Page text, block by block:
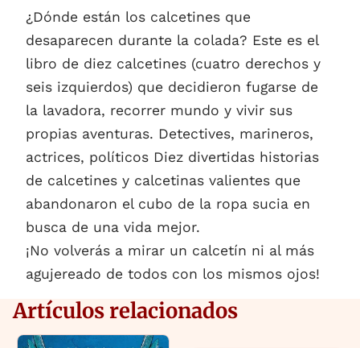
¿Dónde están los calcetines que
desaparecen durante la colada? Este es el
libro de diez calcetines (cuatro derechos y
seis izquierdos) que decidieron fugarse de
la lavadora, recorrer mundo y vivir sus
propias aventuras. Detectives, marineros,
actrices, políticos Diez divertidas historias
de calcetines y calcetinas valientes que
abandonaron el cubo de la ropa sucia en
busca de una vida mejor.
¡No volverás a mirar un calcetín ni al más
agujereado de todos con los mismos ojos!
Artículos relacionados